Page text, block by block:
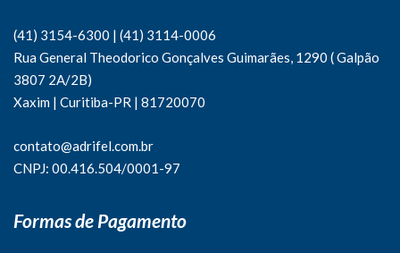
(41) 3154-6300 | (41) 3114-0006
Rua General Theodorico Gonçalves Guimarães, 1290 ( Galpão
3807 2A/2B)
Xaxim | Curitiba-PR | 81720070
contato@adrifel.com.br
CNPJ: 00.416.504/0001-97
Formas de Pagamento